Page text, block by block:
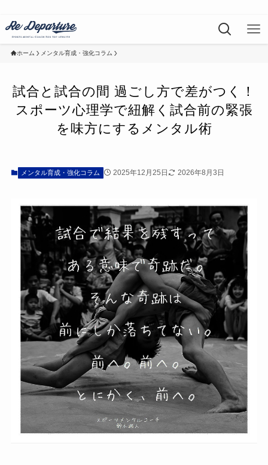
ホーム メンタル育成・強化コラム
試合と試合の間 過ごし方で差がつく！
スポーツ心理学で紐解く試合前の緊張
を味方にするメンタル術
メンタル育成・強化コラム 2025年12月25日 2026年8月3日